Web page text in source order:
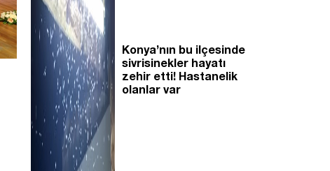
Konya’nın bu ilçesinde
sivrisinekler hayatı
zehir etti! Hastanelik
olanlar var